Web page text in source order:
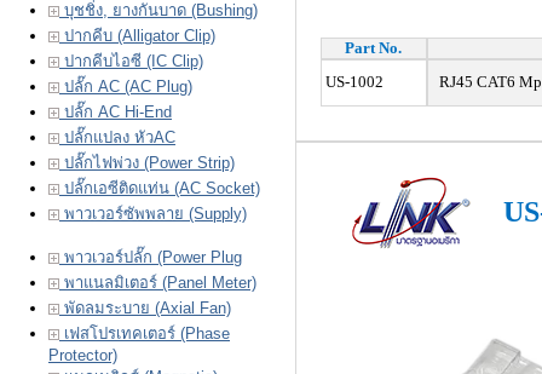
บุชชิ่ง, ยางกันบาด (Bushing)
ปากคีบ (Alligator Clip)
ปากคีบไอซี (IC Clip)
ปลั๊ก AC (AC Plug)
ปลั๊ก AC Hi-End
ปลั๊กแปลง หัวAC
ปลั๊กไฟพ่วง (Power Strip)
ปลั๊กเอซีติดแท่น (AC Socket)
พาวเวอร์ซัพพลาย (Supply)
พาวเวอร์ปลั๊ก (Power Plug
พาแนลมิเตอร์ (Panel Meter)
พัดลมระบาย (Axial Fan)
เฟสโปรเทคเตอร์ (Phase
Protector)
Part No.
US-1002
RJ45 CAT6